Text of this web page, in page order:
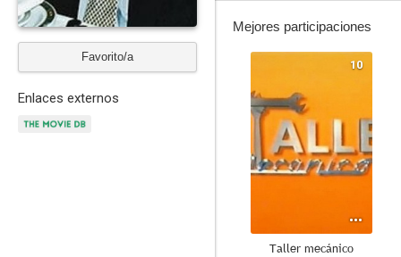
Favorito/a
Enlaces externos
Mejores participaciones
10
Taller mecánico